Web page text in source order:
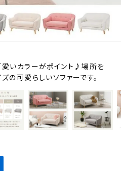
愛いカラーがポイント♪場所を
の可愛らしいソファーです。